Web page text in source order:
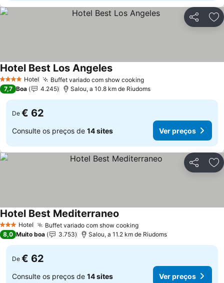
Partilhar
4 EstrelasHotel Buffet variado com show cookingVer preços
Hotel Best Los AngelesVer preços
7,7 Boa 4.245 Salou, a 10.8 km de Riudoms
De € 62
Consulte os preços de 14 sites Ver preços
Partilhar
3 EstrelasHotel Buffet variado com show cookingVer preços
Hotel Best Mediterraneo
8,0 Muito boa 3.753 Salou, a 11.2 km de Riudoms
De € 62
Consulte os preços de 14 sites Ver preços